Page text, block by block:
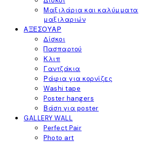
Μαξιλάρια και καλύμματα
μαξιλαριών
ΑΞΕΣΟΥΆΡ
Δίσκοι
Πασπαρτού
Κλιπ
Γαντζάκια
Ράφια για κορνίζες
Washi tape
Poster hangers
Βάση για poster
GALLERY WALL
Perfect Pair
Photo art